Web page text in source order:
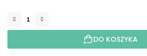
DO KOSZYKA